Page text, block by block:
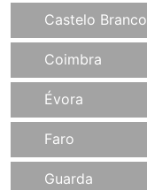
Castelo Branco
Coimbra
Évora
Faro
Guarda